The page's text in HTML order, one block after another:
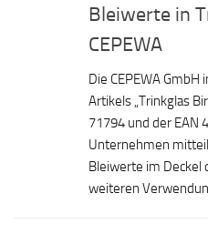
Bleiwerte in
CEPEWA
Die CEPEWA
Artikels „Trinkglas
71794 und der EAN
Unternehmen
Bleiwerte im Deckel
weiteren